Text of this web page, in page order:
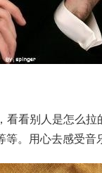
看看别人是怎么
等。用心去感受音